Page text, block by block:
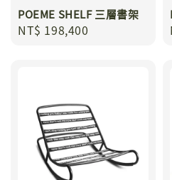
POEME SHELF 三層書架
Regular
NT$ 198,400